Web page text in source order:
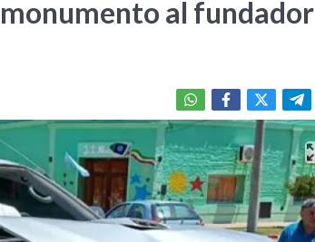
al fundador